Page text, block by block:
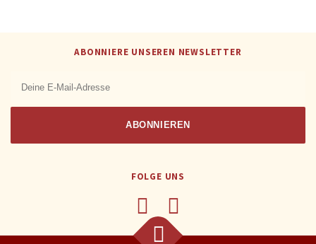
ABONNIERE UNSEREN NEWSLETTER
FOLGE UNS